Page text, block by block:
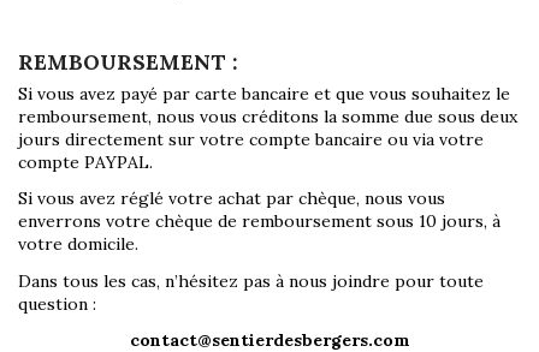
REMBOURSEMENT :
Si vous avez payé par carte bancaire et que vous souhaitez le
remboursement, nous vous créditons la somme due sous deux
jours directement sur votre compte bancaire ou via votre
compte PAYPAL.
Si vous avez réglé votre achat par chèque, nous vous
enverrons votre chèque de remboursement sous 10 jours, à
votre domicile.
Dans tous les cas, n’hésitez pas à nous joindre pour toute
question :
contact@sentierdesbergers.com